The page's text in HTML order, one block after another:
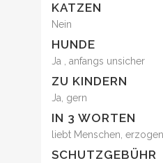
KATZEN
Nein
HUNDE
Ja , anfangs unsicher
ZU KINDERN
Ja, gern
IN 3 WORTEN
liebt Menschen, erzogen
SCHUTZGEBÜHR